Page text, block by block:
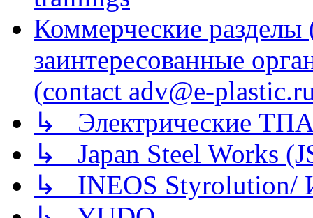
Коммерческие
заинтересованные
(contact adv@e-
↳ Электрические
↳ Japan Steel Works
↳ INEOS